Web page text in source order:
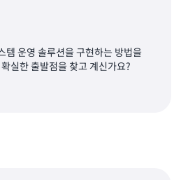
템 운영 솔루션을 구현하는 방법을
실한 출발점을 찾고 계신가요?